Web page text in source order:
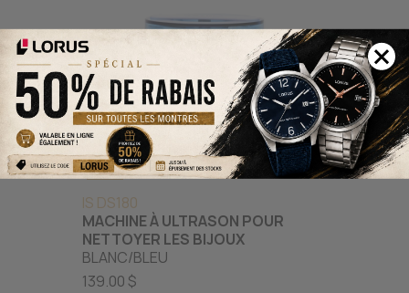
IS DS180
MACHINE À ULTRASON POUR
NETTOYER LES BIJOUX
BLANC/BLEU
139.00 $